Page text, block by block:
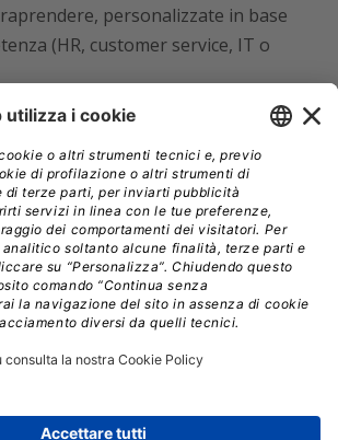
personalizzate in base
(HR, customer service, IT o
Automation alla portata di
come piattaforma per abilitare
che includono anche strumenti
legacy che non dispongono di
permettendo quindi di superare le
informativi.
San Diego è l’introduzione
di bot e processi automatici e